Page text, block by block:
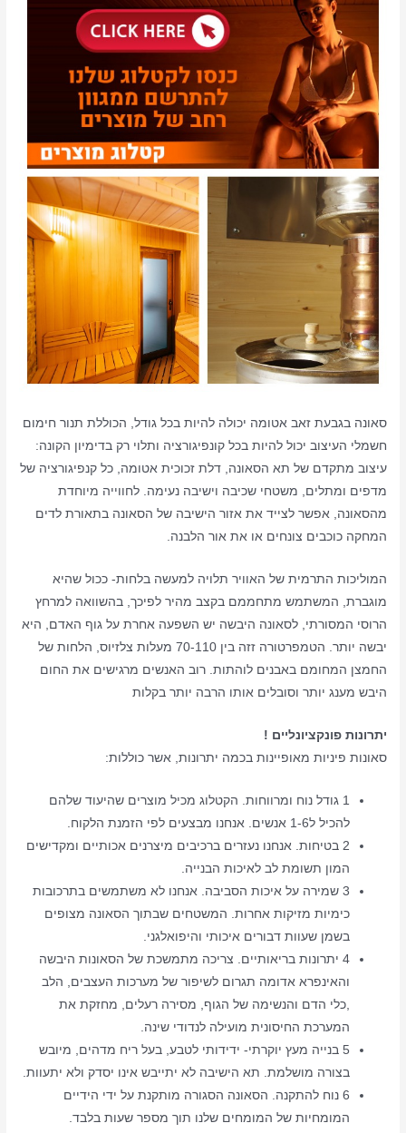
סאונה בגבעת זאב אטומה יכולה להיות בכל גודל, הכוללת תנור חימום
חשמלי העיצוב יכול להיות בכל קונפיגורציה ותלוי רק בדימיון הקונה:
עיצוב מתקדם של תא הסאונה, דלת זכוכית אטומה, כל קנפיגורציה של
מדפים ומתלים, משטחי שכיבה וישיבה נעימה. לחווייה מיוחדת
מהסאונה, אפשר לצייד את אזור הישיבה של הסאונה בתאורת לדים
המחקה כוכבים צונחים או את אור הלבנה.
המוליכות התרמית של האוויר תלויה למעשה בלחות- ככול שהיא
מוגברת, המשתמש מתחממם בקצב מהיר לפיכך, בהשוואה למרחץ
הרוסי המסורתי, לסאונה היבשה יש השפעה אחרת על גוף האדם, היא
יבשה יותר. הטמפרטורה זזה בין 70-110 מעלות צלזיוס, הלחות של
החמצן המחומם באבנים לוהתות. רוב האנשים מרגישים את החום
היבש מענג יותר וסובלים אותו הרבה יותר בקלות
יתרונות פונקציונליים !
סאונות פיניות מאופיינות בכמה יתרונות, אשר כוללות:
1 גודל נוח ומרווחות. הקטלוג מכיל מוצרים שהיעוד שלהם
להכיל ל1-6 אנשים. אנחנו מבצעים לפי הזמנת הלקוח.
2 בטיחות. אנחנו נעזרים ברכיבים מיצרנים אכותיים ומקדישים
המון תשומת לב לאיכות הבנייה.
3 שמירה על איכות הסביבה. אנחנו לא משתמשים בתרכובות
כימיות מזיקות אחרות. המשטחים שבתוך הסאונה מצופים
בשמן שעוות דבורים איכותי והיפואלגני.
4 יתרונות בריאותיים. צריכה מתמשכת של הסאונות היבשה
והאינפרא אדומה תגרום לשיפור של מערכות העצבים, הלב
,כלי הדם והנשימה של הגוף, מסירה רעלים, מחזקת את
המערכת החיסונית מועילה לנדודי שינה.
5 בנייה מעץ יוקרתי- ידידותי לטבע, בעל ריח מדהים, מיובש
בצורה מושלמת. תא הישיבה לא יתייבש אינו יסדק ולא יתעוות.
6 נוח להתקנה. הסאונה הסגורה מותקנת על ידי הידיים
המומחיות של המומחים שלנו תוך מספר שעות בלבד.